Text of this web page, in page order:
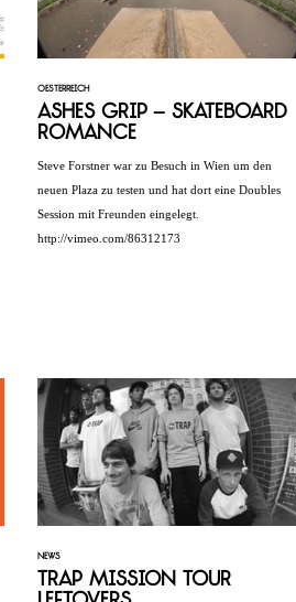
OESTERREICH
Ashes Grip – Skateboard
Romance
Steve Forstner war zu Besuch in Wien um den
neuen Plaza zu testen und hat dort eine Doubles
Session mit Freunden eingelegt.
http://vimeo.com/86312173
NEWS
Trap Mission Tour